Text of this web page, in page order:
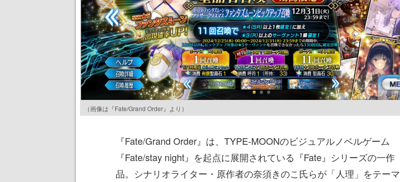
（画像は『Fate/Grand Order』より）
『Fate/Grand Order』は、TYPE-MOONのビジュアルノベルゲーム
『Fate/stay night』を起点に展開されている『Fate』シリーズの一作
品。シナリオライター・原作者の奈須きのこ氏らが「人理」をテーマ